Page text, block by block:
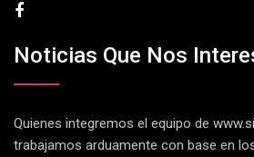
Noticias Que Nos
Quienes integremos el equipo de
trabajamos arduamente con base en